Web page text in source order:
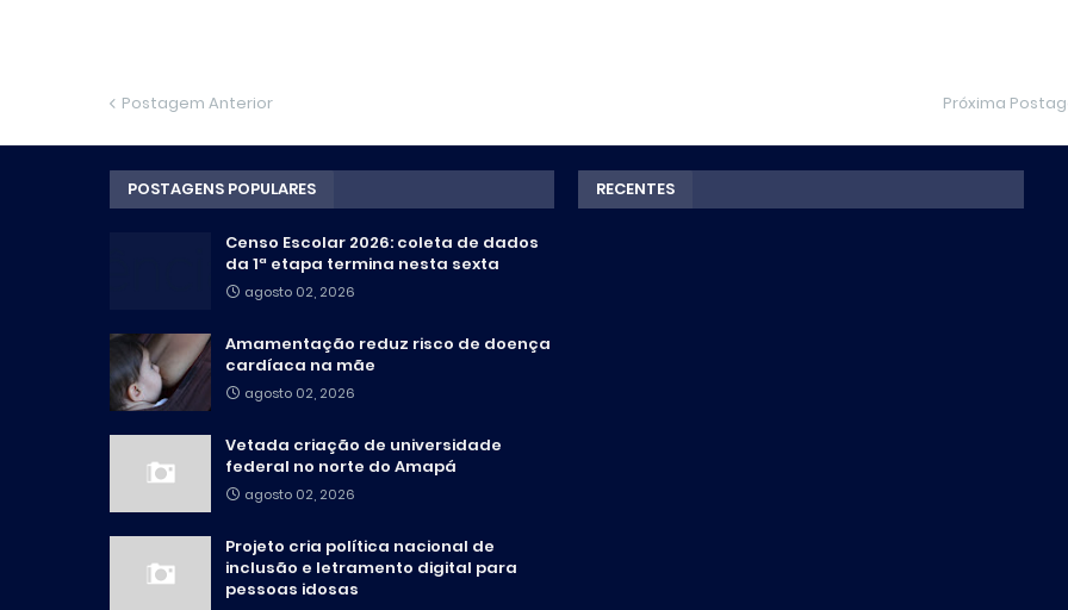
Postagem Anterior Próxima
POSTAGENS POPULARES
Censo Escolar 2026: coleta de dados
da 1ª etapa termina nesta sexta
agosto 02, 2026
Amamentação reduz risco de doença
cardíaca na mãe
agosto 02, 2026
Vetada criação de universidade
federal no norte do Amapá
agosto 02, 2026
Projeto cria política nacional de
inclusão e letramento digital para
pessoas idosas
RECENTES